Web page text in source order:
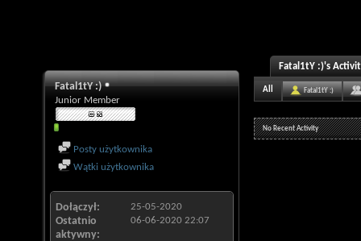
Fatal1tY :)
Junior Member
Posty użytkownika
Wątki użytkownika
Dołączył 25-05-2020
Ostatnio
aktywny
06-06-2020 22:07
Fatal1tY :)'s
All Fatal1tY :)
No Recent Activity